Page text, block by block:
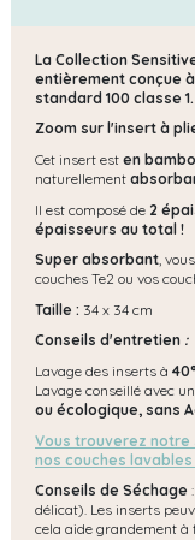
La Collection
entièrement conçue
standard 100 classe 1.
Zoom sur l'insert à
Cet insert est en
naturellement
Il est composé de 2
épaisseurs au total !
Super absorbant,
couches Te2 ou vos
Taille : 34 x 34 cm
Conseils d'entretien :
Lavage des inserts à 40°
Lavage conseillé avec
ou écologique, sans
Vous trouverez
nos couches
Conseils de Séchage
délicat). Les inserts
cela aide grandement